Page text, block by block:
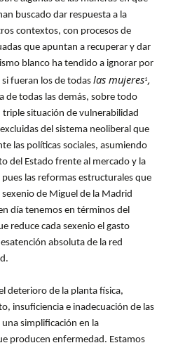
buscado dar respuesta a la
contextos, con procesos de
que apuntan a recuperar y dar
blanco ha tendido a ignorar por
fueran los de todas las mujeres1,
de todas las demás, sobre todo
situación de vulnerabilidad
del sistema neoliberal que
las políticas sociales, asumiendo
del Estado frente al mercado y la
las reformas estructurales que
de Miguel de la Madrid
día tenemos en términos del
reduce cada sexenio el gasto
absoluta de la red
deterioro de la planta física,
insuficiencia e inadecuación de las
simplificación en la
producen enfermedad. Estamos